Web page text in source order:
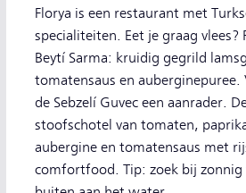
Florya is een restaurant met
specialiteiten. Eet je graag vlees?
Beytí Sarma: kruidig gegrild
tomatensaus en auberginepuree.
de Sebzelí Guvec een aanrader.
stoofschotel van tomaten,
aubergine en tomatensaus met
comfortfood. Tip: zoek bij zonnig